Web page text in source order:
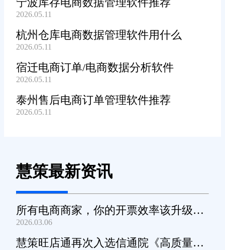
2026.05.11
杭州仓库电商数据管理软件用什么
2026.05.11
宿迁电商订单/电商数据分析软件
2026.05.11
泰州售后电商订单管理软件推荐
2026.05.11
慧策最新资讯
所有电商商家，你的开票效率该升级
了！
2026.03.06
慧策旺店通再次入选信通院《高质量数